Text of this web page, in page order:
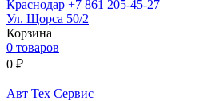
Краснодар +7 861 205-45-27
Ул. Щорса 50/2
Корзина
0 товаров
0 ₽
Авт Тех Сервис